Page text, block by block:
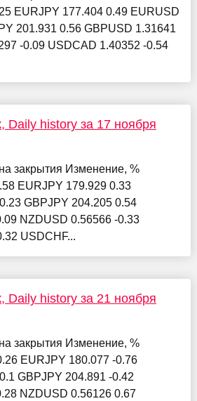
EURJPY 177.404 0.49 EURUSD
201.931 0.56 GBPUSD 1.31641
-0.09 USDCAD 1.40352 -0.54
history за 17 ноября
закрытия Изменение, %
EURJPY 179.929 0.33
GBPJPY 204.205 0.54
NZDUSD 0.56566 -0.33
USDCHF...
history за 21 ноября
закрытия Изменение, %
EURJPY 180.077 -0.76
GBPJPY 204.891 -0.42
NZDUSD 0.56126 0.67